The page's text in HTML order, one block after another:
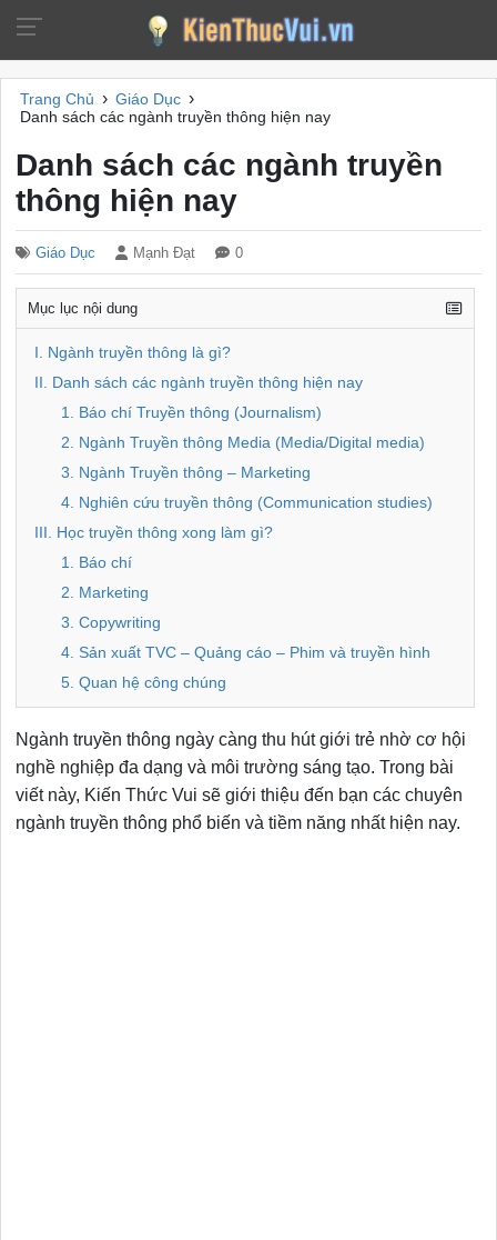
Trang Chủ › Giáo Dục ›
Danh sách các ngành truyền thông hiện nay
Danh sách các ngành truyền
thông hiện nay
Giáo Dục Mạnh Đạt 0
Mục lục nội dung
I. Ngành truyền thông là gì?
II. Danh sách các ngành truyền thông hiện nay
1. Báo chí Truyền thông (Journalism)
2. Ngành Truyền thông Media (Media/Digital media)
3. Ngành Truyền thông – Marketing
4. Nghiên cứu truyền thông (Communication studies)
III. Học truyền thông xong làm gì?
1. Báo chí
2. Marketing
3. Copywriting
4. Sản xuất TVC – Quảng cáo – Phim và truyền hình
5. Quan hệ công chúng
Ngành truyền thông ngày càng thu hút giới trẻ nhờ cơ hội
nghề nghiệp đa dạng và môi trường sáng tạo. Trong bài
viết này, Kiến Thức Vui sẽ giới thiệu đến bạn các chuyên
ngành truyền thông phổ biến và tiềm năng nhất hiện nay.